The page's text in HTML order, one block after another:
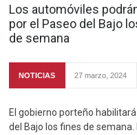
Los automóviles
por el Paseo del Bajo
de semana
NOTICIAS 27 marzo, 2024
El gobierno porteño
del Bajo los fines de